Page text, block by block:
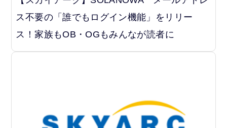
ス不要の「誰でもログイン機能」をリリー
ス！家族もOB・OGもみんなが読者に